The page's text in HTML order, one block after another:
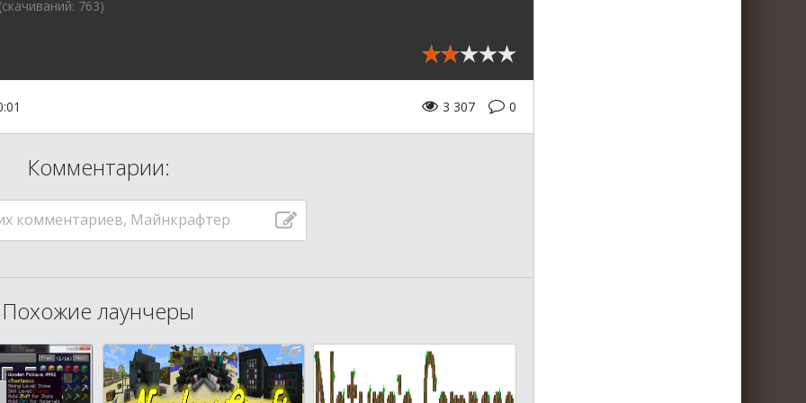
763)
0
3 307
Комментарии:
комментариев, Майнкрафтер
Похожие лаунчеры